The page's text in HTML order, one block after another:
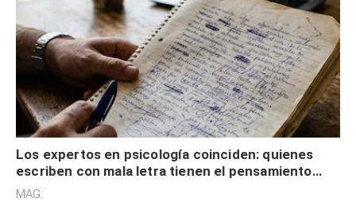
Los expertos en psicología coinciden: quienes
escriben con mala letra tienen el pensamiento
acelerado y no lo hacen por desinterés
MAG.